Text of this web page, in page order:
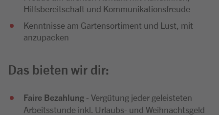
Hilfsbereitschaft und Kommunikationsfreude
Kenntnisse am Gartensortiment und Lust, mit
anzupacken
Das bieten wir dir:
Faire Bezahlung - Vergütung jeder geleisteten
Arbeitsstunde inkl. Urlaubs- und Weihnachtsgeld